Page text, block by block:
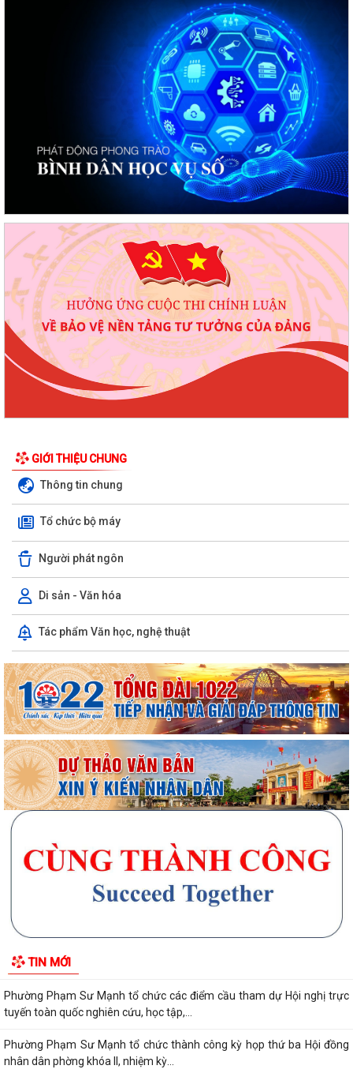
GIỚI THIỆU CHUNG
Thông tin chung
Tổ chức bộ máy
Người phát ngôn
Di sản - Văn hóa
Tác phẩm Văn học, nghệ thuật
TIN MỚI
HƯỚNG DẪN NỘP THUẾ ĐIỆN TỬ TRÊN ỨNG DỤNG ETAX MOBILE
Chương trình làm việc tuần 32 của Lãnh đạo UBND phường Phạm Sư
Mạnh
Chương trình làm việc của Thường trực Đảng ủy tuần thứ 32 (từ ngày
03/8 đến 09/8/2026)
Phường Phạm Sư Mạnh tổ chức hội nghị công bố các quyết định chỉ
định kỳ, khám sàng lọc miễn phí...
Phường Phạm Sư Mạnh tổ chức các điểm cầu tham dự Hội nghị trực
tuyến toàn quốc nghiên cứu, học tập,...
Phường Phạm Sư Mạnh tổ chức thành công kỳ họp thứ ba Hội đồng
nhân dân phờng khóa II, nhiệm kỳ...